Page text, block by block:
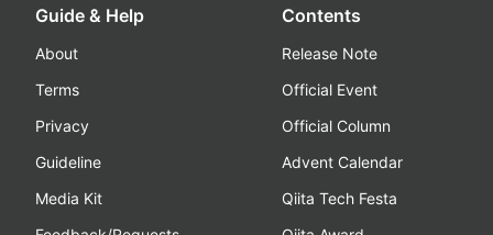
Guide & Help
About
Terms
Privacy
Guideline
Media Kit
Contents
Release Note
Official Event
Official Column
Advent Calendar
Qiita Tech Festa